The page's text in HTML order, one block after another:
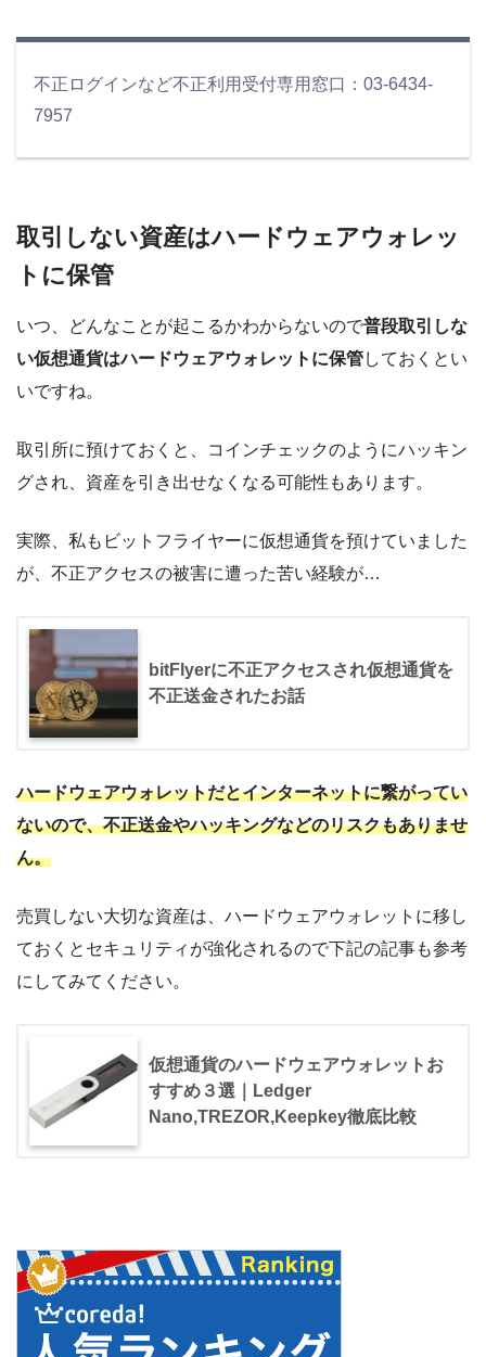
不正ログインなど不正利用受付専用窓口：03-6434-
7957
取引しない資産はハードウェアウォレッ
トに保管
いつ、どんなことが起こるかわからないので普段取引しな
い仮想通貨はハードウェアウォレットに保管しておくとい
いですね。
取引所に預けておくと、コインチェックのようにハッキン
グされ、資産を引き出せなくなる可能性もあります。
実際、私もビットフライヤーに仮想通貨を預けていました
が、不正アクセスの被害に遭った苦い経験が…
bitFlyerに不正アクセスされ仮想通貨を
不正送金されたお話
ハードウェアウォレットだとインターネットに繋がってい
ないので、不正送金やハッキングなどのリスクもありませ
ん。
売買しない大切な資産は、ハードウェアウォレットに移し
ておくとセキュリティが強化されるので下記の記事も参考
にしてみてください。
仮想通貨のハードウェアウォレットお
すすめ３選｜Ledger
Nano,TREZOR,Keepkey徹底比較